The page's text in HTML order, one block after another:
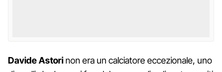
Davide Astori non era un calciatore eccezionale, uno